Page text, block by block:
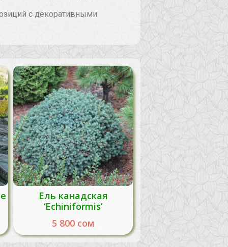
с декоративными
Ель канадская
‘Echiniformis’
5 800 сом